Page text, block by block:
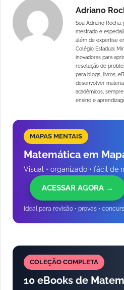
Adriano
Sou Adriano
mestrado e
além de expertise
Colégio Estadual
inovadoras para
resolução de
para blogs, livros,
desenvolver
acadêmicos,
ensino e
MAPAS MENTAIS
Matemática em
Visual • organizado • fácil de
ACESSAR AGORA →
Ideal para revisão • provas •
COLEÇÃO COMPLETA
10 eBooks de